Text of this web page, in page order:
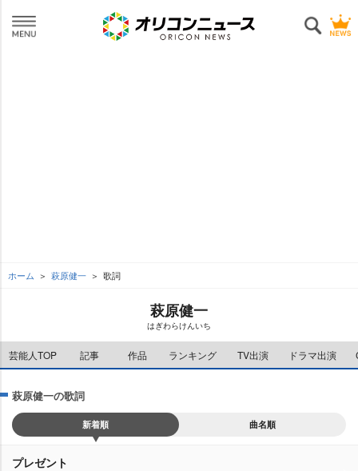
ホーム 萩原健一 歌詞
萩原健一
はぎわらけんいち
芸能人TOP 記事 作品 ランキング TV出演 ドラマ出演
萩原健一の歌詞
新着順 曲名順
プレゼント